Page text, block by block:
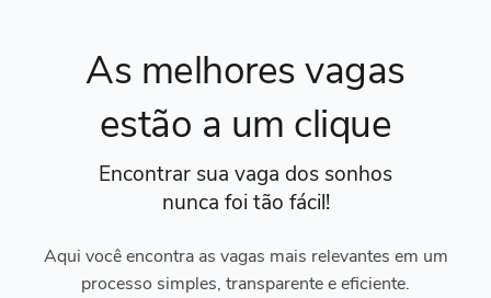
As melhores vagas
estão a um clique
Encontrar sua vaga dos sonhos
nunca foi tão fácil!
Aqui você encontra as vagas mais relevantes em um
processo simples, transparente e eficiente.